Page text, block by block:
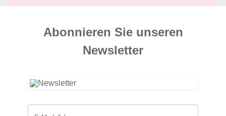
Abonnieren Sie unseren
News­letter